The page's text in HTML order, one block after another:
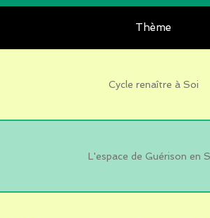
Thème
Cycle renaître à Soi
L'espace de Guérison en